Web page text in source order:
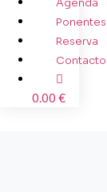
Agenda
Ponentes
Reserva
Contacto
0.00 €